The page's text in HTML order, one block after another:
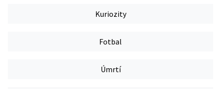
Kuriozity
Fotbal
Úmrtí